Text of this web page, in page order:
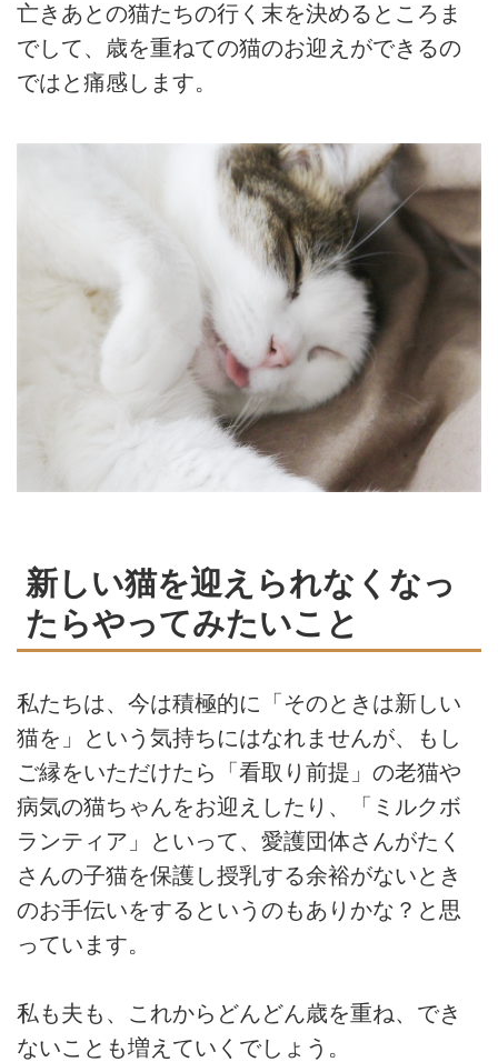
亡きあとの猫たちの行く末を決めるところま
でして、歳を重ねての猫のお迎えができるの
ではと痛感します。
新しい猫を迎えられなくなっ
たらやってみたいこと
私たちは、今は積極的に「そのときは新しい
猫を」という気持ちにはなれませんが、もし
ご縁をいただけたら「看取り前提」の老猫や
病気の猫ちゃんをお迎えしたり、「ミルクボ
ランティア」といって、愛護団体さんがたく
さんの子猫を保護し授乳する余裕がないとき
のお手伝いをするというのもありかな？と思
っています。
私も夫も、これからどんどん歳を重ね、でき
ないことも増えていくでしょう。